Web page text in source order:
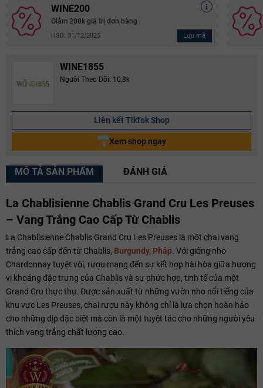
WINE200
Giảm 200k giá trị đơn hàng
HSD: 31/12/2025 Lưu mã
WINE1855
Người Theo Dõi: 10,8k
Liên kết Tiktok Shop
Xem shop ngay
MÔ TẢ SẢN PHẨM ĐÁNH GIÁ
La Chablisienne Chablis Grand Cru Les Preuses
– Vang Trắng Cao Cấp Từ Chablis
La Chablisienne Chablis Grand Cru Les Preuses là một chai vang
trắng cao cấp đến từ Chablis, Burgundy, Pháp. Với giống nho
Chardonnay tuyệt vời, rượu mang đến sự kết hợp hài hòa giữa hương
vị khoáng đặc trưng của Chablis và sự phức hợp, tinh tế của một
Grand Cru thực thụ. Được sản xuất từ những vườn nho nổi tiếng của
khu vực Les Preuses, chai rượu này không chỉ là lựa chọn hoàn hảo
cho những dịp đặc biệt mà còn là một tuyệt tác cho những người yêu
thích vang trắng chất lượng cao.